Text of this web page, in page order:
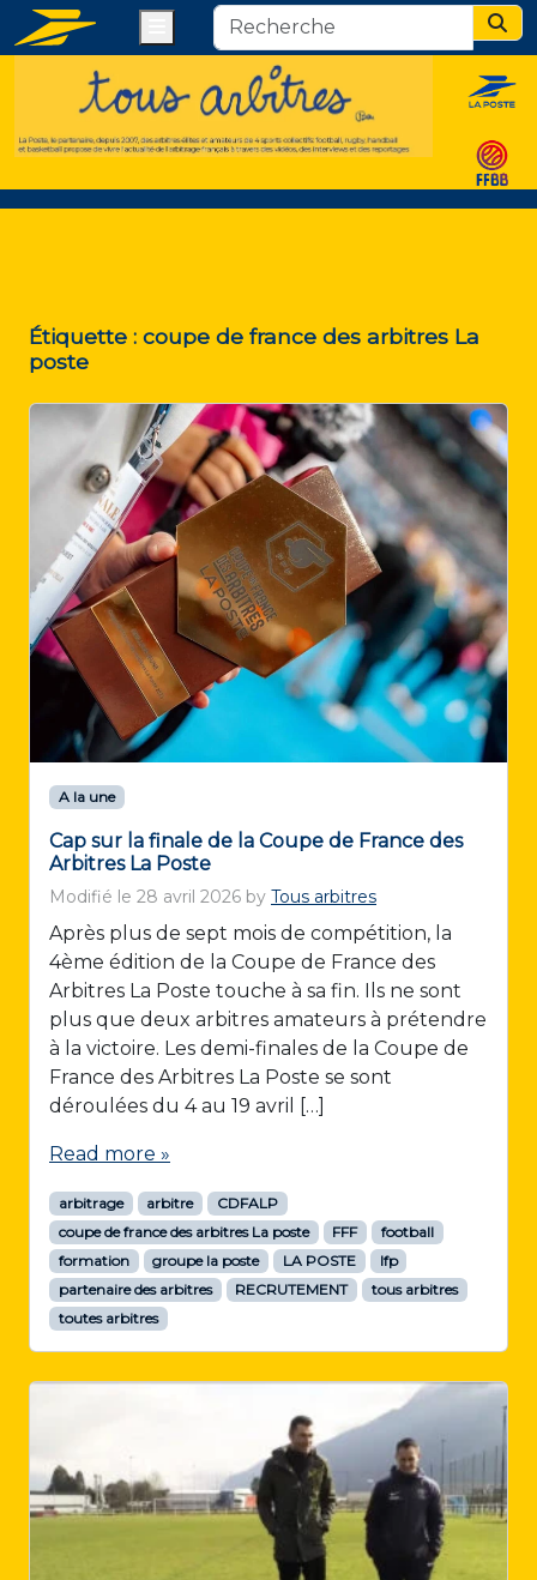
Étiquette : coupe de france des arbitres La
poste
A la une
Cap sur la finale de la Coupe de France des
Arbitres La Poste
Modifié le 28 avril 2026 by Tous arbitres
Après plus de sept mois de compétition, la
4ème édition de la Coupe de France des
Arbitres La Poste touche à sa fin. Ils ne sont
plus que deux arbitres amateurs à prétendre
à la victoire. Les demi-finales de la Coupe de
France des Arbitres La Poste se sont
déroulées du 4 au 19 avril […]
Read more »
arbitrage arbitre
CDFALP
coupe de france des arbitres La poste
FFF
football
formation
groupe la poste LA POSTE
lfp
partenaire des arbitres
RECRUTEMENT
tous arbitres
toutes arbitres